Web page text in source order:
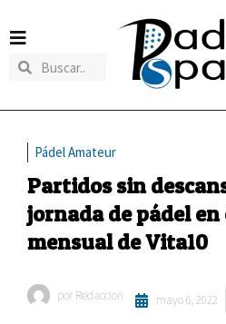
Pádel Amateur
Partidos sin
jornada de pádel
mensual de Vita10
por Redaccion mayo 6, 2022